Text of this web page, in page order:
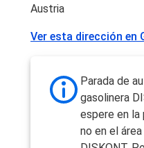
Austria
Ver esta dirección en
Parada de
gasolinera
espere en la
no en el